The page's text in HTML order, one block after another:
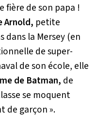
fière de son papa !
Arnold, petite
dans la Mersey (en
de super-
de son école, elle
de Batman, de
se moquent
de garçon ».